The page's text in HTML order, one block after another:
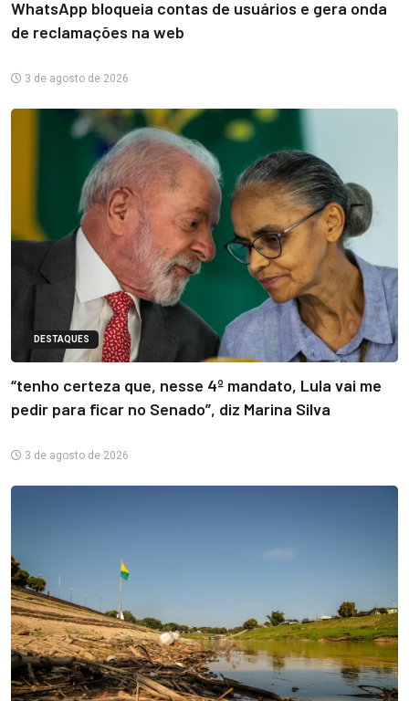
WhatsApp bloqueia contas de usuários e gera onda
de reclamações na web
3 de agosto de 2026
DESTAQUES
“tenho certeza que, nesse 4º mandato, Lula vai me
pedir para ficar no Senado”, diz Marina Silva
3 de agosto de 2026